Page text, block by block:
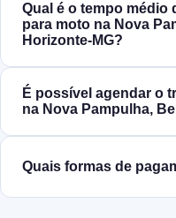
Qual é o tempo médio
para moto na Nova
Horizonte‑MG?
É possível agendar o
na Nova Pampulha,
Quais formas de